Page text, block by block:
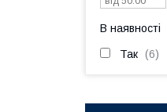
В наявності
Так 6